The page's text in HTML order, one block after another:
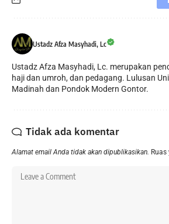
Ustadz Afza Masyhadi, Lc
Ustadz Afza Masyhadi, Lc. merupakan
haji dan umroh, dan pedagang. Lulusan
Madinah dan Pondok Modern Gontor.
Tidak ada komentar
Alamat email Anda tidak akan dipublikasikan.